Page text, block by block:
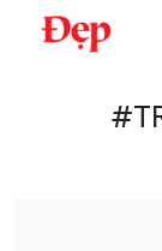
Chuyển